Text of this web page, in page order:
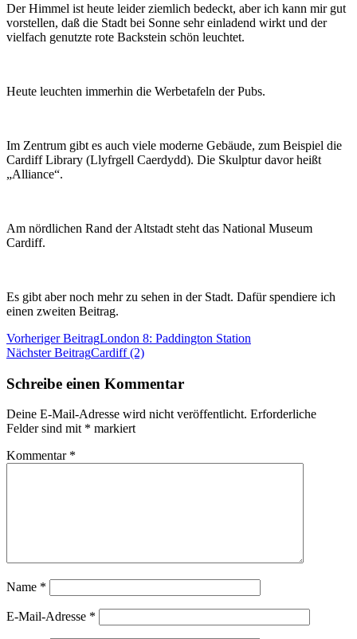
Der Himmel ist heute leider ziemlich bedeckt, aber ich kann mir gut
vorstellen, daß die Stadt bei Sonne sehr einladend wirkt und der
vielfach genutzte rote Backstein schön leuchtet.
Heute leuchten immerhin die Werbetafeln der Pubs.
Im Zentrum gibt es auch viele moderne Gebäude, zum Beispiel die
Cardiff Library (Llyfrgell Caerdydd). Die Skulptur davor heißt
„Alliance“.
Am nördlichen Rand der Altstadt steht das National Museum
Cardiff.
Es gibt aber noch mehr zu sehen in der Stadt. Dafür spendiere ich
einen zweiten Beitrag.
Beitragsnavigation
Vorheriger BeitragLondon 8: Paddington Station
Nächster BeitragCardiff (2)
Schreibe einen Kommentar
Deine E-Mail-Adresse wird nicht veröffentlicht. Erforderliche
Felder sind mit * markiert
Kommentar *
Name *
E-Mail-Adresse *